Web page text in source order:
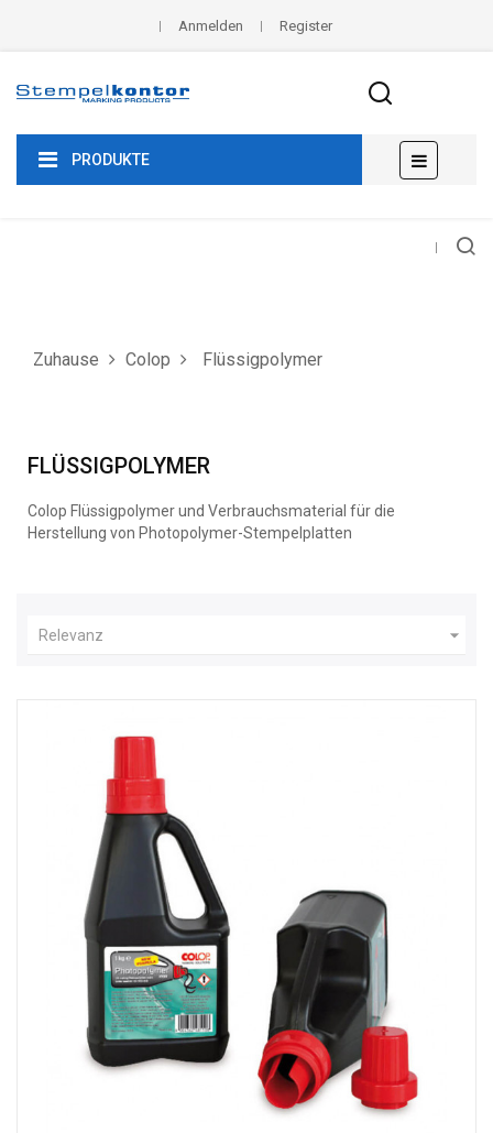
Anmelden Register
PRODUKTE
der
☰
Zuhause Colop Flüssigpolymer
FLÜSSIGPOLYMER
Colop Flüssigpolymer und Verbrauchsmaterial für die
Herstellung von Photopolymer-Stempelplatten
Relevanz 